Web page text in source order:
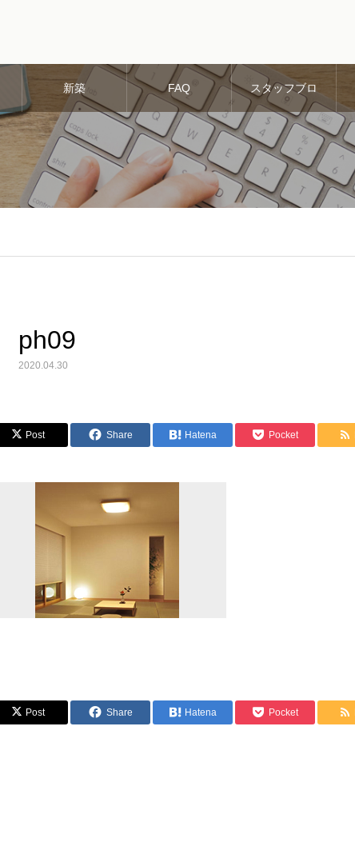
新築 FAQ スタッフブロ
グ
ph09
2020.04.30
Post Share Hatena Pocket
Post Share Hatena Pocket